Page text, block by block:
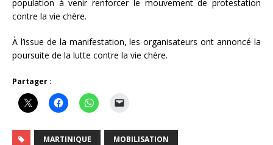
population à venir renforcer le mouvement de protestation
contre la vie chère.
À l’issue de la manifestation, les organisateurs ont annoncé la
poursuite de la lutte contre la vie chère.
Partager :
MARTINIQUE MOBILISATION